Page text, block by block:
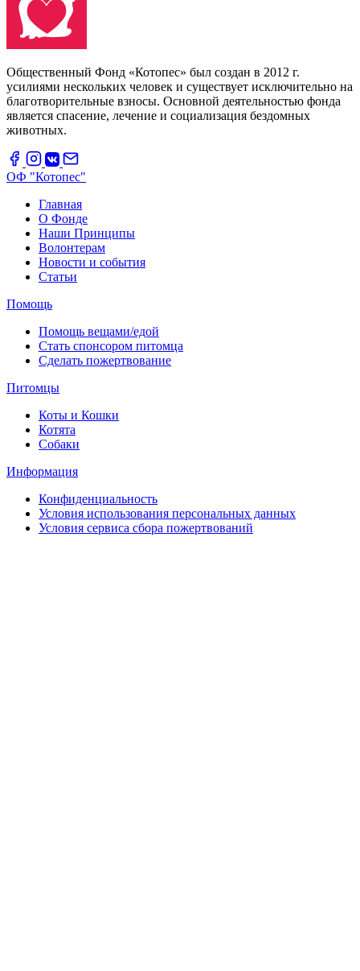
Общественный Фонд «Котопес» был создан в 2012 г.
усилиями нескольких человек и существует исключительно на
благотворительные взносы. Основной деятельностью фонда
является спасение, лечение и социализация бездомных
животных.
ОФ "Котопес"
Главная
О Фонде
Наши Принципы
Волонтерам
Новости и события
Статьи
Помощь
Помощь вещами/едой
Стать спонсором питомца
Сделать пожертвование
Питомцы
Коты и Кошки
Котята
Собаки
Информация
Конфиденциальность
Условия использования персональных данных
Условия сервиса сбора пожертвований